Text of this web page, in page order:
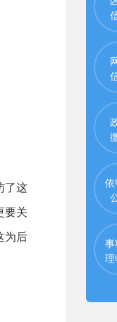
了这
要关
为后